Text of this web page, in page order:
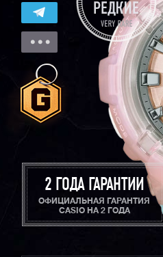
2 ГОДА ГАРАНТИИ
ОФИЦИАЛЬНАЯ ГАРАНТИЯ
CASIO НА 2 ГОДА